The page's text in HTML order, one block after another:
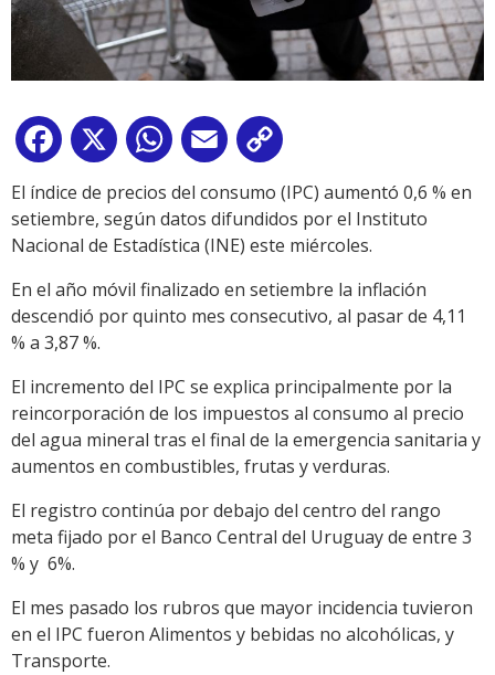
Facebook
X WhatsApp
Email
Link
El índice de precios del consumo (IPC) aumentó 0,6 % en
setiembre, según datos difundidos por el Instituto
Nacional de Estadística (INE) este miércoles.
En el año móvil finalizado en setiembre la inflación
descendió por quinto mes consecutivo, al pasar de 4,11
% a 3,87 %.
El incremento del IPC se explica principalmente por la
reincorporación de los impuestos al consumo al precio
del agua mineral tras el final de la emergencia sanitaria y
aumentos en combustibles, frutas y verduras.
El registro continúa por debajo del centro del rango
meta fijado por el Banco Central del Uruguay de entre 3
% y 6%.
El mes pasado los rubros que mayor incidencia tuvieron
en el IPC fueron Alimentos y bebidas no alcohólicas, y
Transporte.